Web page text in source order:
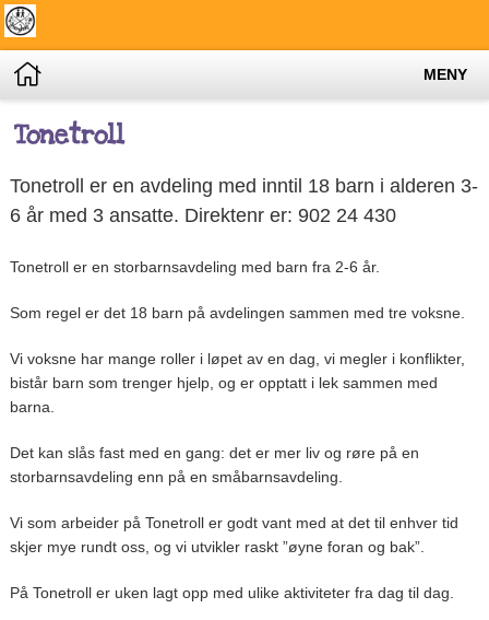
MENY
Tonetroll
Tonetroll er en avdeling med inntil 18 barn i alderen 3-
6 år med 3 ansatte. Direktenr er: 902 24 430
Tonetroll er en storbarnsavdeling med barn fra 2-6 år.
Som regel er det 18 barn på avdelingen sammen med tre voksne.
Vi voksne har mange roller i løpet av en dag, vi megler i konflikter,
bistår barn som trenger hjelp, og er opptatt i lek sammen med
barna.
Det kan slås fast med en gang: det er mer liv og røre på en
storbarnsavdeling enn på en småbarnsavdeling.
Vi som arbeider på Tonetroll er godt vant med at det til enhver tid
skjer mye rundt oss, og vi utvikler raskt ”øyne foran og bak”.
På Tonetroll er uken lagt opp med ulike aktiviteter fra dag til dag.